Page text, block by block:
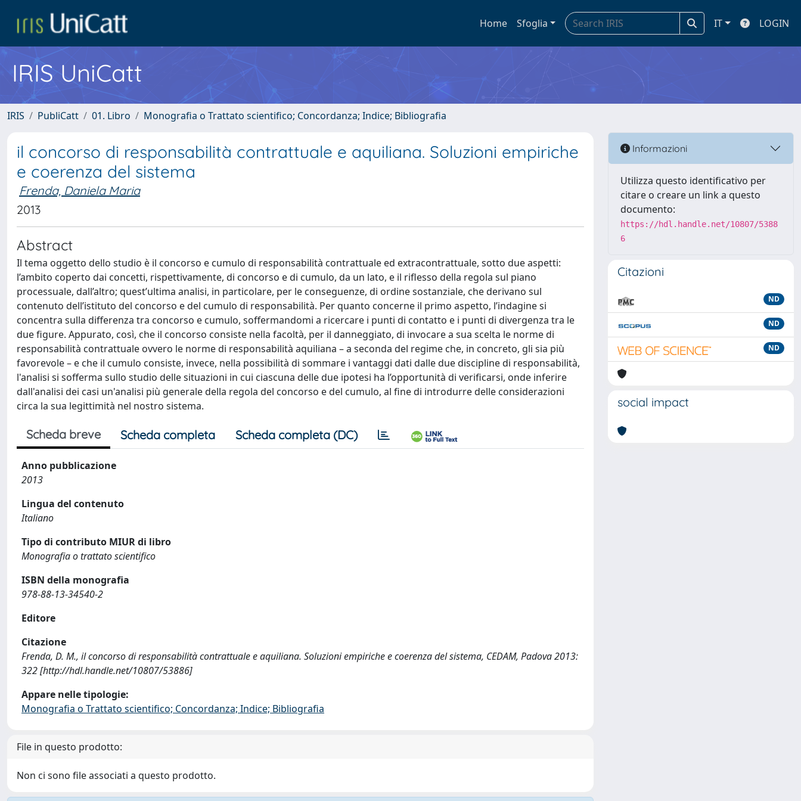
Home Sfoglia IT LOGIN
IRIS UniCatt
IRIS PubliCatt 01. Libro Monografia o Trattato scientifico; Concordanza; Indice; Bibliografia
il concorso di responsabilità contrattuale e aquiliana. Soluzioni empiriche
e coerenza del sistema
Frenda, Daniela Maria
2013
Abstract
Il tema oggetto dello studio è il concorso e cumulo di responsabilità contrattuale ed extracontrattuale, sotto due aspetti:
l’ambito coperto dai concetti, rispettivamente, di concorso e di cumulo, da un lato, e il riflesso della regola sul piano
processuale, dall’altro; quest’ultima analisi, in particolare, per le conseguenze, di ordine sostanziale, che derivano sul
contenuto dell’istituto del concorso e del cumulo di responsabilità. Per quanto concerne il primo aspetto, l’indagine si
concentra sulla differenza tra concorso e cumulo, soffermandomi a ricercare i punti di contatto e i punti di divergenza tra le
due figure. Appurato, così, che il concorso consiste nella facoltà, per il danneggiato, di invocare a sua scelta le norme di
responsabilità contrattuale ovvero le norme di responsabilità aquiliana – a seconda del regime che, in concreto, gli sia più
favorevole – e che il cumulo consiste, invece, nella possibilità di sommare i vantaggi dati dalle due discipline di responsabilità,
l'analisi si sofferma sullo studio delle situazioni in cui ciascuna delle due ipotesi ha l’opportunità di verificarsi, onde inferire
dall'analisi dei casi un'analisi più generale della regola del concorso e del cumulo, al fine di introdurre delle considerazioni
circa la sua legittimità nel nostro sistema.
Scheda breve Scheda completa Scheda completa (DC)
Anno pubblicazione
2013
Lingua del contenuto
Italiano
Tipo di contributo MIUR di libro
Monografia o trattato scientifico
ISBN della monografia
978-88-13-34540-2
Editore
Citazione
Frenda, D. M., il concorso di responsabilità contrattuale e aquiliana. Soluzioni empiriche e coerenza del sistema, CEDAM, Padova 2013:
322 [http://hdl.handle.net/10807/53886]
Appare nelle tipologie:
Monografia o Trattato scientifico; Concordanza; Indice; Bibliografia
File in questo prodotto:
Non ci sono file associati a questo prodotto.
Informazioni
Utilizza questo identificativo per
citare o creare un link a questo
documento:
https://hdl.handle.net/10807/5388
6
Citazioni
ND
ND
ND
social impact